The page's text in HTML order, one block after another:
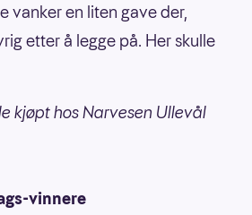
vanker en liten gave der,
etter å legge på. Her skulle
kjøpt hos Narvesen Ullevål
vinnere